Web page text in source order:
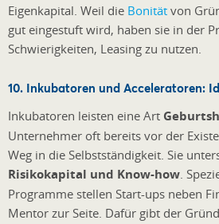
Eigenkapital. Weil die Bonität von
gut eingestuft wird, haben sie in der
Schwierigkeiten, Leasing zu nutzen.
10. Inkubatoren und Acceleratoren:
Inkubatoren leisten eine Art
Unternehmer oft bereits vor der
Weg in die Selbstständigkeit. Sie
Risikokapital und Know-how.
Programme stellen Start-ups neben
Mentor zur Seite. Dafür gibt der